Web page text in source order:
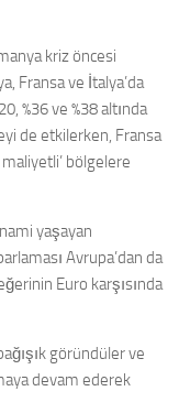
kriz öncesi
Fransa ve İtalya’da
%36 ve %38 altında
de etkilerken, Fransa
bölgelere
yaşayan
Avrupa’dan da
Euro karşısında
göründüler ve
devam ederek